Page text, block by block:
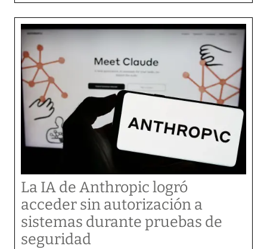
La IA de Anthropic logró
acceder sin autorización a
sistemas durante pruebas de
seguridad